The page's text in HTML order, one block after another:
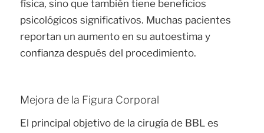
física, sino que también tiene beneficios
psicológicos significativos. Muchas pacientes
reportan un aumento en su autoestima y
confianza después del procedimiento.
Mejora de la Figura Corporal
El principal objetivo de la cirugía de BBL es